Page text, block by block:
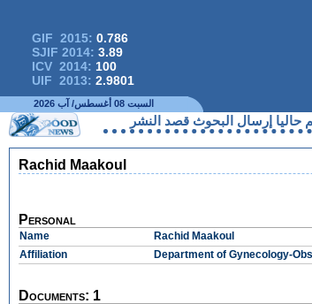
GIF 2015: 0.786
SJIF 2014: 3.89
ICV 2014: 100
UIF 2013: 2.9801
السبت 08 أغسطس/ آب 2026
حاليا إرسال البحوث قصد النشر
Rachid Maakoul
Personal
Name
Rachid Maakoul
Affiliation
Department of Gynecology-
Documents: 1